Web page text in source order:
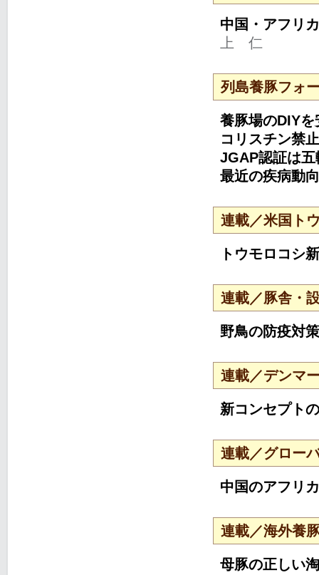
中国・アフリ
上 仁
列島養豚フォ
養豚場のDIY
コリスチン禁
JGAP認証は
最近の疾病動
連載／米国ト
トウモロコシ
連載／豚舎・
野鳥の防疫対策
連載／デンマ
新コンセプト
連載／グロー
中国のアフリ
連載／海外養
母豚の正しい